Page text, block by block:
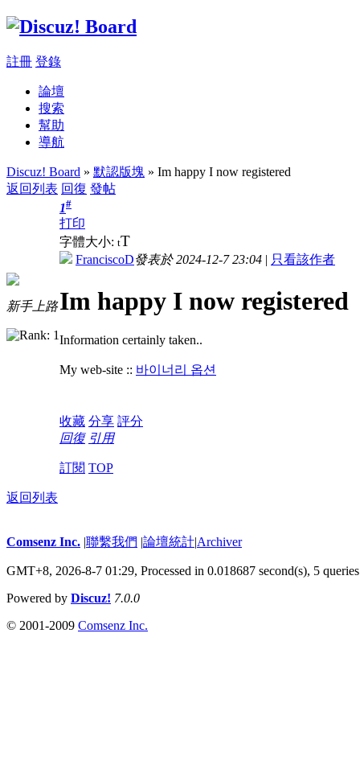
註冊 登錄
論壇
搜索
幫助
導航
Discuz! Board » 默認版塊 » Im happy I now registered
返回列表 回復 發帖
新手上路
1#
打印
字體大小: tT
FranciscoD發表於 2024-12-7 23:04 | 只看該作者
Im happy I now registered
Information certainly taken..
My web-site :: 바이너리 옵션
收藏 分享 評分
回復 引用
訂閱 TOP
返回列表
Comsenz Inc. |聯繫我們 |論壇統計|Archiver
GMT+8, 2026-8-7 01:29, Processed in 0.018687 second(s), 5 queries
Powered by Discuz! 7.0.0
© 2001-2009 Comsenz Inc.